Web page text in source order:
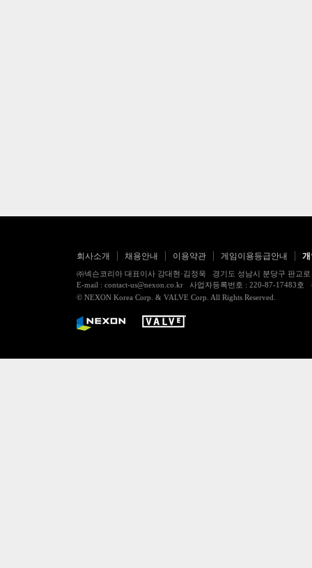
회사소개 채용안내 이용약관 게임이용등급안내
㈜넥슨코리아 대표이사 강대현·김정욱 경기도 성남시 분당구 판교
E-mail : contact-us@nexon.co.kr 사업자등록번호 : 220-87-17483
© NEXON Korea Corp. & VALVE Corp. All Rights Reserved.